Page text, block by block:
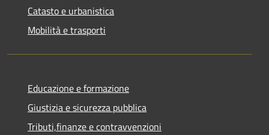
Catasto e urbanistica
Mobilità e trasporti
Educazione e formazione
Giustizia e sicurezza pubblica
Tributi,finanze e contravvenzioni